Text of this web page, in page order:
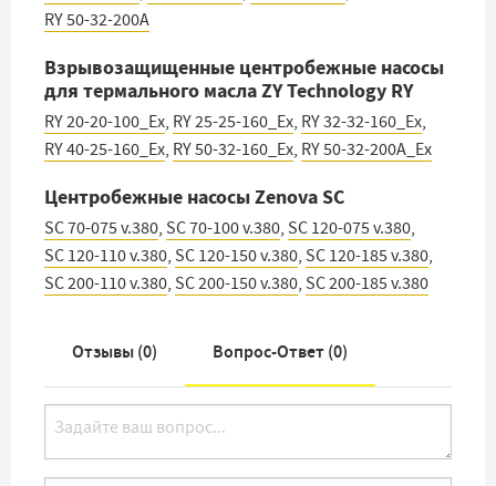
RY 50-32-200A
Взрывозащищенные центробежные насосы
для термального масла ZY Technology RY
RY 20-20-100_Ex, RY 25-25-160_Ex, RY 32-32-160_Ex,
RY 40-25-160_Ex, RY 50-32-160_Ex, RY 50-32-200A_Ex
Центробежные насосы Zenova SC
SC 70-075 v.380, SC 70-100 v.380, SC 120-075 v.380,
SC 120-110 v.380, SC 120-150 v.380, SC 120-185 v.380,
SC 200-110 v.380, SC 200-150 v.380, SC 200-185 v.380
Отзывы (0) Вопрос-Ответ (0)